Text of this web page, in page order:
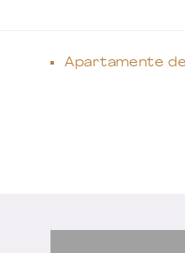
Apartamente